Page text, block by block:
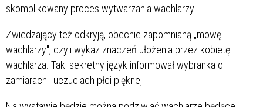
skomplikowany proces wytwarzania wachlarzy.
Zwiedzający też odkryją, obecnie zapomnianą „mowę
wachlarzy", czyli wykaz znaczeń ułożenia przez kobietę
wachlarza. Taki sekretny język informował wybranka o
zamiarach i uczuciach płci pięknej.